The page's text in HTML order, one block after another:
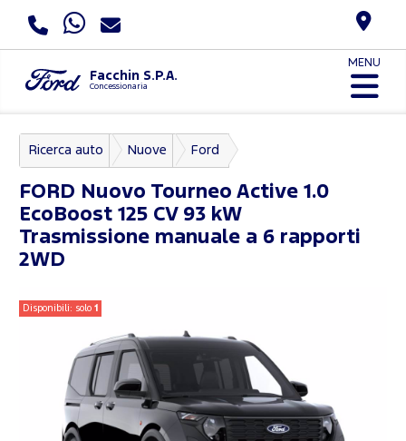
Facchin S.P.A.
Concessionaria
MENU
Ricerca auto Nuove Ford
Nuovo Tourneo Courier
FORD Nuovo Tourneo Active 1.0
EcoBoost 125 CV 93 kW
Trasmissione manuale a 6 rapporti
2WD
Disponibili: solo1